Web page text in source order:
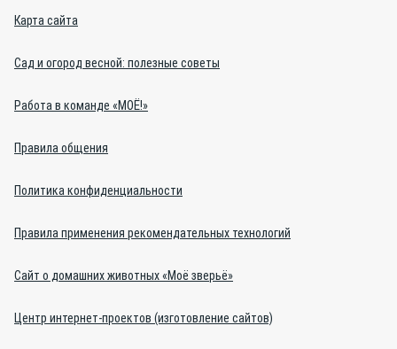
Карта сайта
Сад и огород весной: полезные советы
Работа в команде «МОЁ!»
Правила общения
Политика конфиденциальности
Правила применения рекомендательных технологий
Сайт о домашних животных «Моё зверьё»
Центр интернет-проектов (изготовление сайтов)